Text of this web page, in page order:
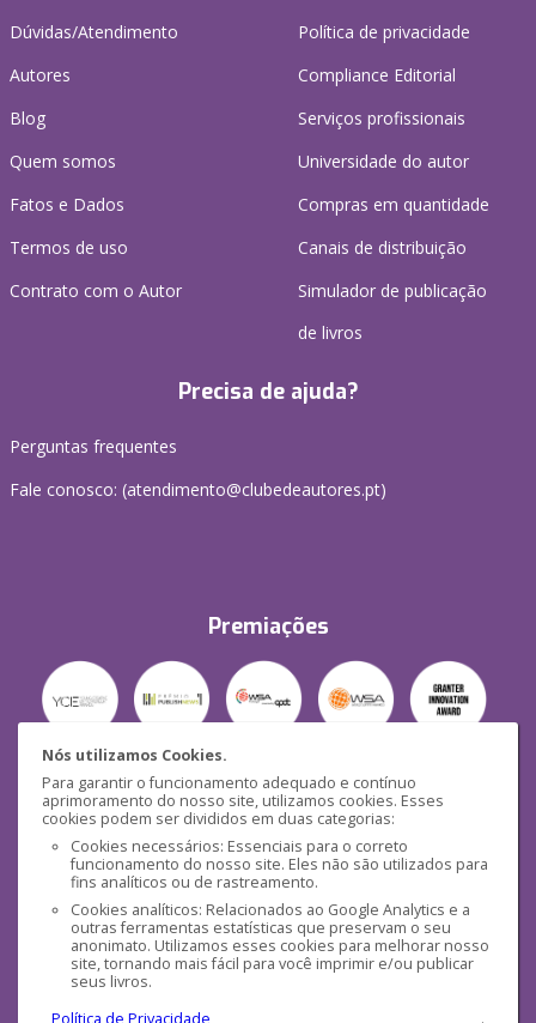
Nós utilizamos Cookies.
Para garantir o funcionamento adequado e contínuo
aprimoramento do nosso site, utilizamos cookies. Esses
cookies podem ser divididos em duas categorias:
Cookies necessários: Essenciais para o correto
funcionamento do nosso site. Eles não são utilizados para
fins analíticos ou de rastreamento.
Cookies analíticos: Relacionados ao Google Analytics e a
outras ferramentas estatísticas que preservam o seu
anonimato. Utilizamos esses cookies para melhorar nosso
site, tornando mais fácil para você imprimir e/ou publicar
seus livros.
Política de Privacidade
.
Dúvidas/Atendimento
Autores
Blog
Quem somos
Fatos e Dados
Termos de uso
Contrato com o Autor
Política de privacidade
Compliance Editorial
Serviços profissionais
Universidade do autor
Compras em quantidade
Canais de distribuição
Simulador de publicação
de livros
Precisa de ajuda?
Perguntas frequentes
Fale conosco: (atendimento@clubedeautores.pt)
Premiações
Segurança
Mídias Sociais